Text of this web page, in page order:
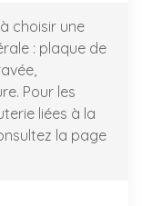
choisir une
: plaque de
Pour les
liées à la
la page